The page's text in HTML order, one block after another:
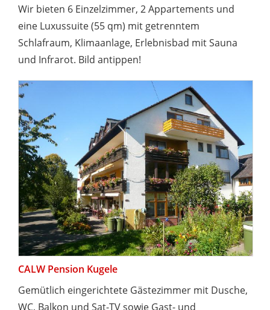
Wir bieten 6 Einzelzimmer, 2 Appartements und
eine Luxussuite (55 qm) mit getrenntem
Schlafraum, Klimaanlage, Erlebnisbad mit Sauna
und Infrarot. Bild antippen!
CALW Pension Kugele
Gemütlich eingerichtete Gästezimmer mit Dusche,
WC, Balkon und Sat-TV sowie Gast- und